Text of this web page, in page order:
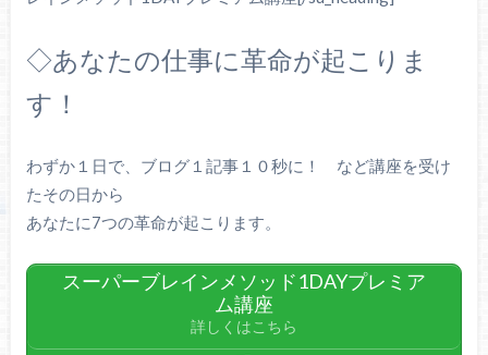
◇あなたの仕事に革命が起こりま
す！
わずか１日で、ブログ１記事１０秒に！ など講座を受け
たその日から
あなたに7つの革命が起こります。
スーパーブレインメソッド1DAYプレミア
ム講座
詳しくはこちら